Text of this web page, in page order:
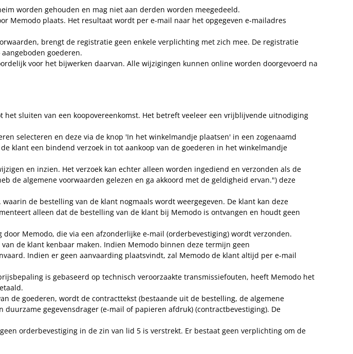
worden gehouden en mag niet aan derden worden meegedeeld.
plaats. Het resultaat wordt per e-mail naar het opgegeven e-mailadres
brengt de registratie geen enkele verplichting met zich mee. De registratie
goederen.
voor het bijwerken daarvan. Alle wijzigingen kunnen online worden doorgevoerd na
sluiten van een koopovereenkomst. Het betreft veeleer een vrijblijvende uitnodiging
selecteren en deze via de knop 'In het winkelmandje plaatsen' in een zogenaamd
klant een bindend verzoek in tot aankoop van de goederen in het winkelmandje
en inzien. Het verzoek kan echter alleen worden ingediend en verzonden als de
de algemene voorwaarden gelezen en ga akkoord met de geldigheid ervan.") deze
de bestelling van de klant nogmaals wordt weergegeven. De klant kan deze
alleen dat de bestelling van de klant bij Memodo is ontvangen en houdt geen
Memodo, die via een afzonderlijke e-mail (orderbevestiging) wordt verzonden.
de klant kenbaar maken. Indien Memodo binnen deze termijn geen
Indien er geen aanvaarding plaatsvindt, zal Memodo de klant altijd per e-mail
is gebaseerd op technisch veroorzaakte transmissiefouten, heeft Memodo het
de goederen, wordt de contracttekst (bestaande uit de bestelling, de algemene
gegevensdrager (e-mail of papieren afdruk) (contractbevestiging). De
orderbevestiging in de zin van lid 5 is verstrekt. Er bestaat geen verplichting om de